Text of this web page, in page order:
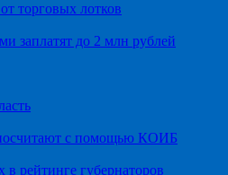
торговых лотков
заплатят до 2 млн рублей
с помощью КОИБ
рейтинге губернаторов